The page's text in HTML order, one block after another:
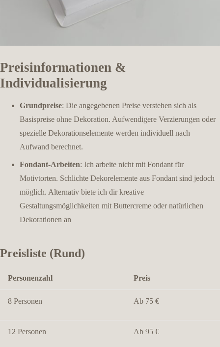
Preisinformationen &
Individualisierung
Grundpreise: Die angegebenen Preise verstehen sich als
Basispreise ohne Dekoration. Aufwendigere Verzierungen oder
spezielle Dekorationselemente werden individuell nach
Aufwand berechnet.
Fondant-Arbeiten: Ich arbeite nicht mit Fondant für
Motivtorten. Schlichte Dekorelemente aus Fondant sind jedoch
möglich. Alternativ biete ich dir kreative
Gestaltungsmöglichkeiten mit Buttercreme oder natürlichen
Dekorationen an
Preisliste (Rund)
Personenzahl Preis
8 Personen Ab 75 €
12 Personen Ab 95 €